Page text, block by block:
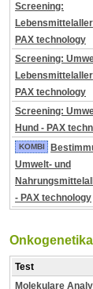
Screening:
PAX technology
Screening:
PAX technology
Screening:
Hund - PAX
KOMBI
Umwelt- und
- PAX technology
Onkogenetika
Test
Molekulare